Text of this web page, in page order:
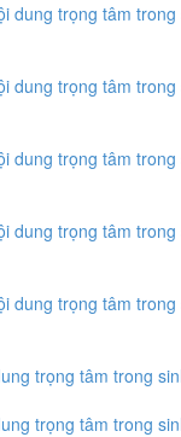
dung trọng tâm
dung trọng tâm
dung trọng tâm
dung trọng tâm
dung trọng tâm
trọng tâm trong
trọng tâm trong